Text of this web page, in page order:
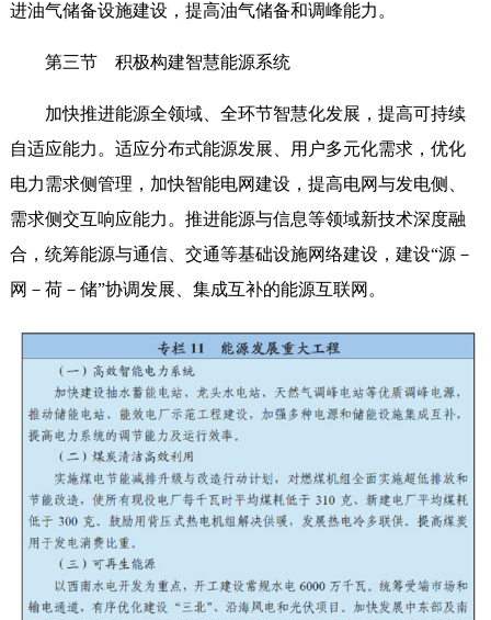
进油气储备设施建设，提高油气储备和调峰能力。
第三节 积极构建智慧能源系统
加快推进能源全领域、全环节智慧化发展，提高可持续
自适应能力。适应分布式能源发展、用户多元化需求，优化
电力需求侧管理，加快智能电网建设，提高电网与发电侧、
需求侧交互响应能力。推进能源与信息等领域新技术深度融
合，统筹能源与通信、交通等基础设施网络建设，建设“源－
网－荷－储”协调发展、集成互补的能源互联网。